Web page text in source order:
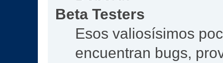
Beta Testers
Esos valiosísimos
encuentran bugs,